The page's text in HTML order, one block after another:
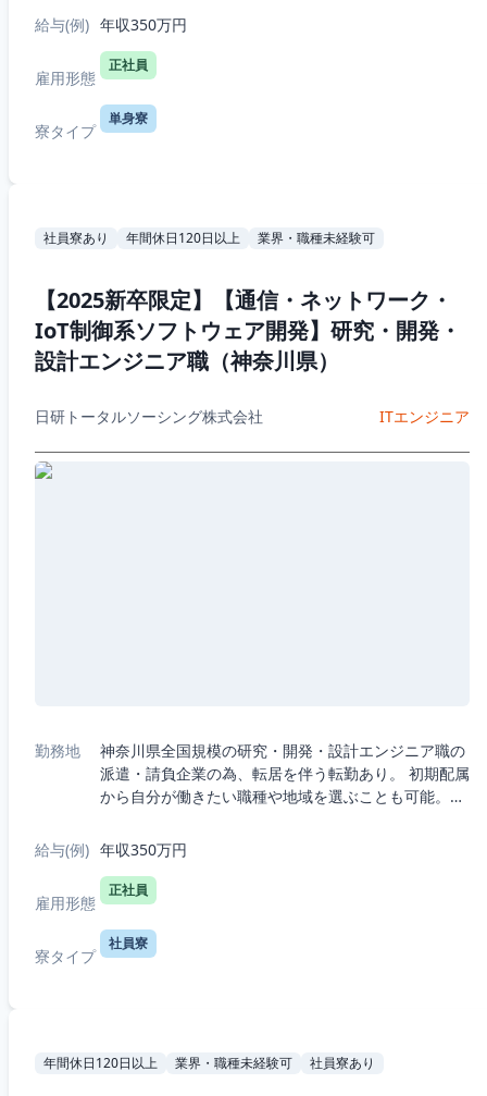
R&D（化学生物系）・7つの勤務エリ...
給与(例) 年収350万円
雇用形態
正社員
寮タイプ
単身寮
社員寮あり 年間休日120日以上 業界・職種未経験可
【2025新卒限定】【通信・ネットワーク・
IoT制御系ソフトウェア開発】研究・開発・
設計エンジニア職（神奈川県）
日研トータルソーシング株式会社 ITエンジニア
勤務地
神奈川県全国規模の研究・開発・設計エンジニア職の
派遣・請負企業の為、転居を伴う転勤あり。 初期配属
から自分が働きたい職種や地域を選ぶことも可能。・
R&D（化学生物系）・7つの勤務エリ...
給与(例) 年収350万円
雇用形態
正社員
寮タイプ
社員寮
年間休日120日以上 業界・職種未経験可 社員寮あり